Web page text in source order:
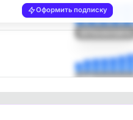
Посмотреть
Посмотреть
Оформить подписку